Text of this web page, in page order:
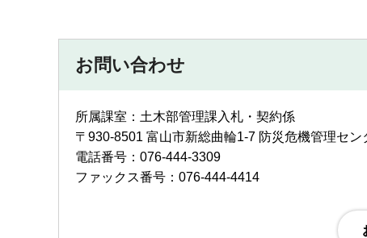
お問い合わせ
所属課室：土木部管理課入札・契約係
〒930-8501 富山市新総曲輪1-7 防災危機管理セン
電話番号：076-444-3309
ファックス番号：076-444-4414